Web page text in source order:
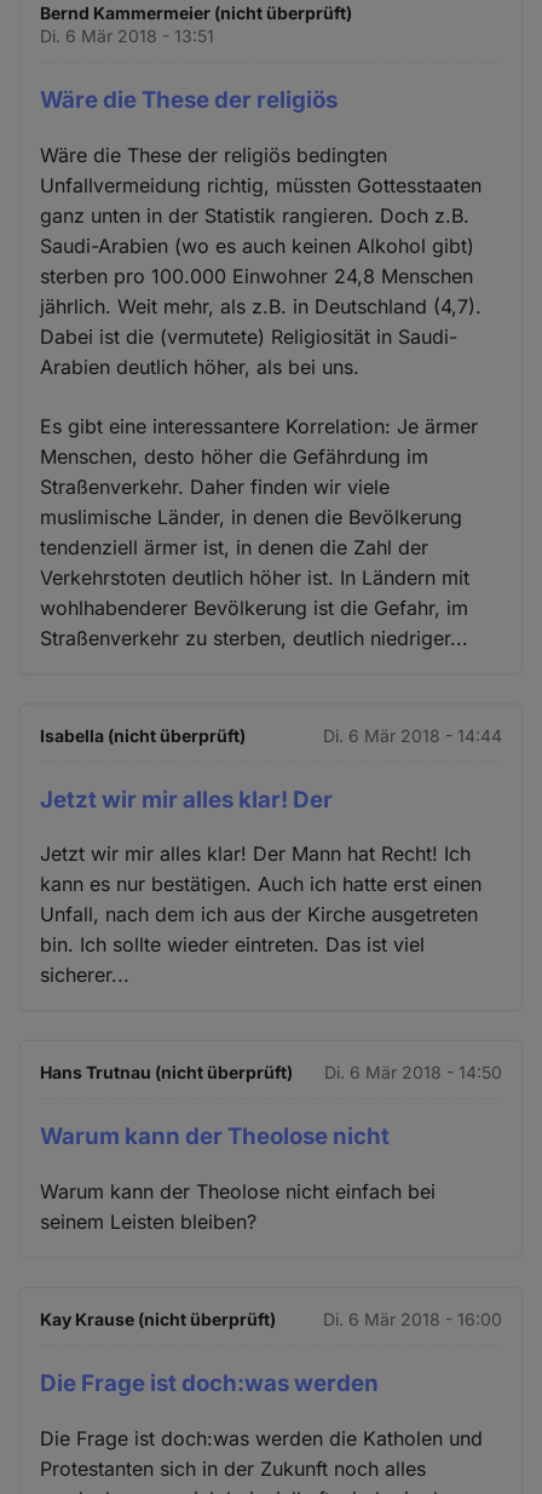
Bernd Kammermeier (nicht überprüft)
Di. 6 Mär 2018 - 13:51
Wäre die These der religiös
Wäre die These der religiös bedingten
Unfallvermeidung richtig, müssten Gottesstaaten
ganz unten in der Statistik rangieren. Doch z.B.
Saudi-Arabien (wo es auch keinen Alkohol gibt)
sterben pro 100.000 Einwohner 24,8 Menschen
jährlich. Weit mehr, als z.B. in Deutschland (4,7).
Dabei ist die (vermutete) Religiosität in Saudi-
Arabien deutlich höher, als bei uns.
Es gibt eine interessantere Korrelation: Je ärmer
Menschen, desto höher die Gefährdung im
Straßenverkehr. Daher finden wir viele
muslimische Länder, in denen die Bevölkerung
tendenziell ärmer ist, in denen die Zahl der
Verkehrstoten deutlich höher ist. In Ländern mit
wohlhabenderer Bevölkerung ist die Gefahr, im
Straßenverkehr zu sterben, deutlich niedriger...
Isabella (nicht überprüft) Di. 6 Mär 2018 - 14:44
Jetzt wir mir alles klar! Der
Jetzt wir mir alles klar! Der Mann hat Recht! Ich
kann es nur bestätigen. Auch ich hatte erst einen
Unfall, nach dem ich aus der Kirche ausgetreten
bin. Ich sollte wieder eintreten. Das ist viel
sicherer...
Hans Trutnau (nicht überprüft) Di. 6 Mär 2018 - 14:50
Warum kann der Theolose nicht
Warum kann der Theolose nicht einfach bei
seinem Leisten bleiben?
Kay Krause (nicht überprüft) Di. 6 Mär 2018 - 16:00
Die Frage ist doch:was werden
Die Frage ist doch:was werden die Katholen und
Protestanten sich in der Zukunft noch alles